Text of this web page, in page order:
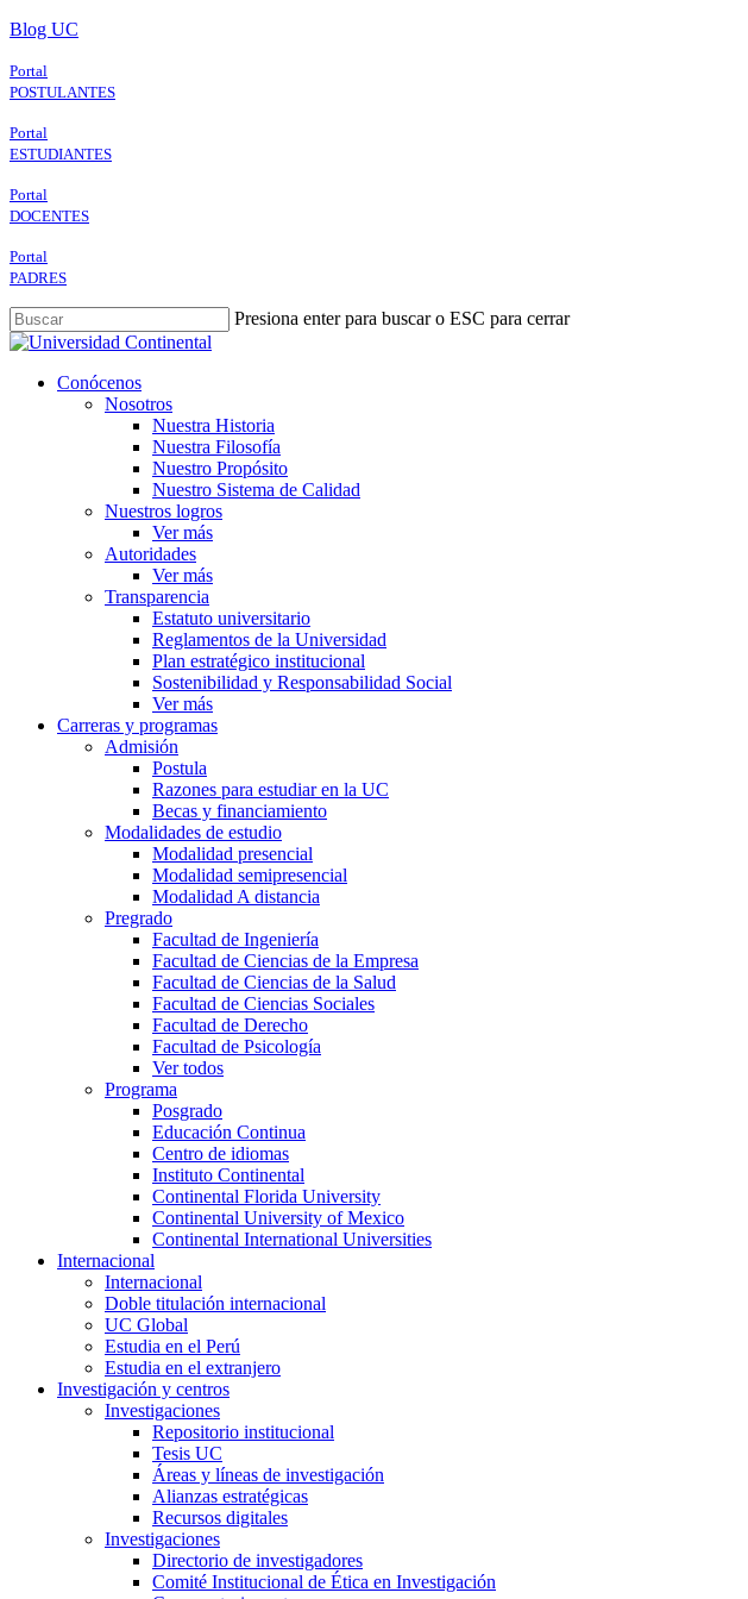
Skip
main
content
Blog UC
Portal
POSTULANTES
Portal
ESTUDIANTES
Portal
DOCENTES
Portal
PADRES
Presiona enter para buscar o ESC para cerrar
Close
search
Menu
Conócenos
Nosotros
Nuestra Historia
Nuestra Filosofía
Nuestro Propósito
Nuestro Sistema de Calidad
Nuestros logros
Ver más
Autoridades
Ver más
Transparencia
Estatuto universitario
Reglamentos de la Universidad
Plan estratégico institucional
Sostenibilidad y Responsabilidad Social
Ver más
Carreras y programas
Admisión
Postula
Razones para estudiar en la UC
Becas y financiamiento
Modalidades de estudio
Modalidad presencial
Modalidad semipresencial
Modalidad A distancia
Pregrado
Facultad de Ingeniería
Facultad de Ciencias de la Empresa
Facultad de Ciencias de la Salud
Facultad de Ciencias Sociales
Facultad de Derecho
Facultad de Psicología
Ver todos
Programa
Posgrado
Educación Continua
Centro de idiomas
Instituto Continental
Continental Florida University
Continental University of Mexico
Continental International Universities
Internacional
Internacional
Doble titulación internacional
UC Global
Estudia en el Perú
Estudia en el extranjero
Investigación y centros
Investigaciones
Repositorio institucional
Tesis UC
Áreas y líneas de investigación
Alianzas estratégicas
Recursos digitales
Investigaciones
Directorio de investigadores
Comité Institucional de Ética en Investigación